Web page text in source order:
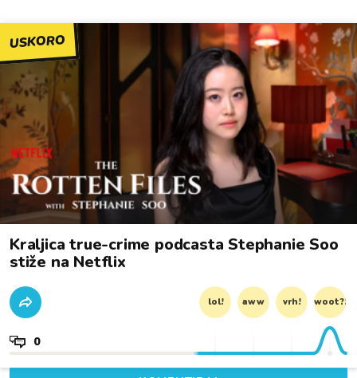
USKORO
Kraljica true-crime podcasta Stephanie Soo
stiže na Netflix
lol! aww vrh! woot?!
0